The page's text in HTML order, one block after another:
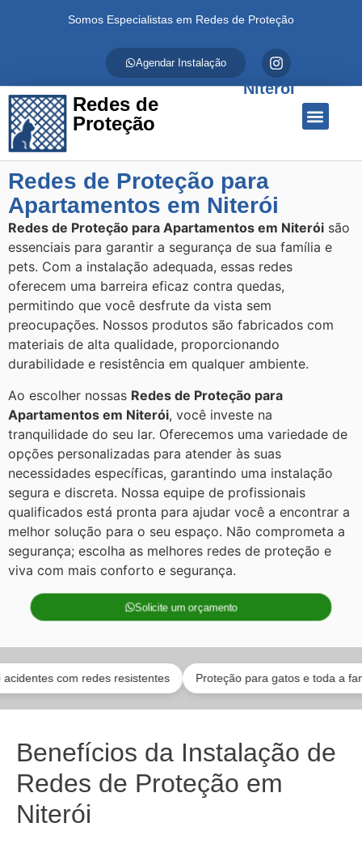
Somos Especialistas em Redes de Proteção
Agendar Instalação
Redes de
Proteção
Niterói
Redes de Proteção para
Apartamentos em Niterói
Redes de Proteção para Apartamentos em Niterói são
essenciais para garantir a segurança de sua família e
pets. Com a instalação adequada, essas redes
oferecem uma barreira eficaz contra quedas,
permitindo que você desfrute da vista sem
preocupações. Nossos produtos são fabricados com
materiais de alta qualidade, proporcionando
durabilidade e resistência em qualquer ambiente.
Ao escolher nossas Redes de Proteção para
Apartamentos em Niterói, você investe na
tranquilidade do seu lar. Oferecemos uma variedade de
opções personalizadas para atender às suas
necessidades específicas, garantindo uma instalação
segura e discreta. Nossa equipe de profissionais
qualificados está pronta para ajudar você a encontrar a
melhor solução para o seu espaço. Não comprometa a
segurança; escolha as melhores redes de proteção e
viva com mais conforto e segurança.
Solicite um orçamento
com redes resistentes Proteção para gatos e toda a família
Benefícios da Instalação de
Redes de Proteção em
Niterói